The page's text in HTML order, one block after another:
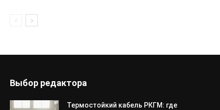
Выбор редактора
Термостойкий кабель РКГМ: где